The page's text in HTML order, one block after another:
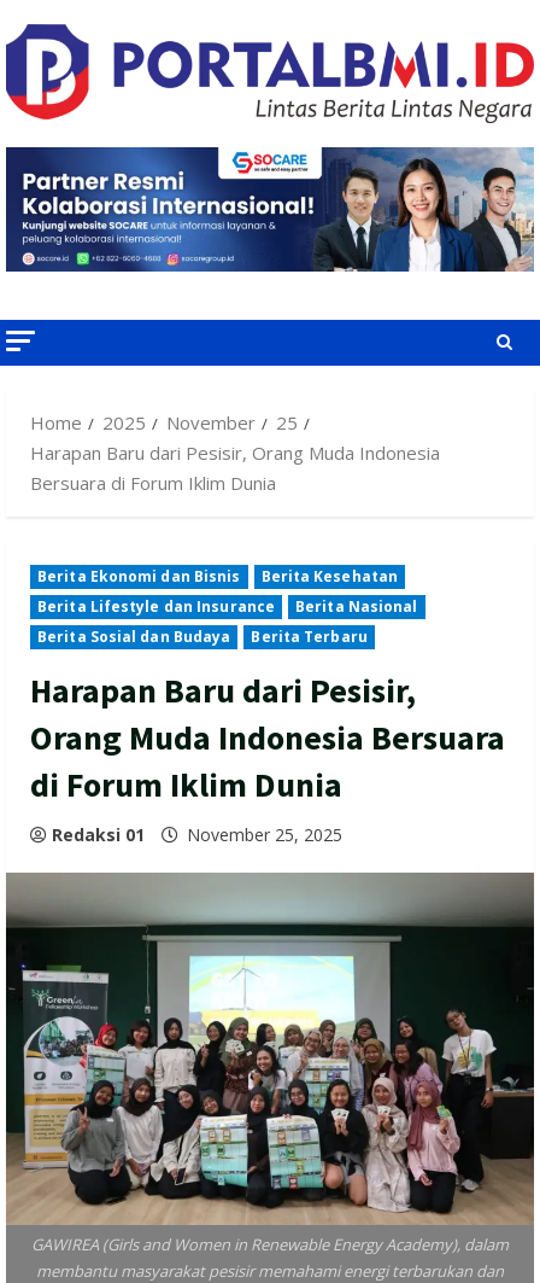
to
content
Home 2025 November
25
Harapan Baru dari Pesisir, Orang Muda Indonesia
Bersuara di Forum Iklim Dunia
Berita Ekonomi dan Bisnis
Berita Kesehatan
Berita Lifestyle dan Insurance
Berita Nasional
Berita Sosial dan Budaya
Berita Terbaru
Harapan Baru dari Pesisir,
Orang Muda Indonesia Bersuara
di Forum Iklim Dunia
Redaksi 01 November 25, 2025
GAWIREA (Girls and Women in Renewable Energy Academy), dalam
membantu masyarakat pesisir memahami energi terbarukan dan